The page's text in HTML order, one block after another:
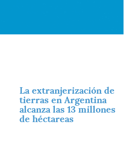
La extranjerización de
tierras en Argentina
alcanza las 13 millones
de héctareas